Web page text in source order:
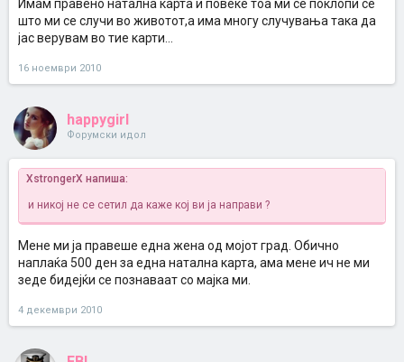
Имам правено натална карта и повеќе тоа ми се поклопи се
што ми се случи во животот,а има многу случувања така да
јас верувам во тие карти...
16 ноември 2010
happygirl
Форумски идол
XstrongerX напиша:
и никој не се сетил да каже кој ви ја направи ?
Meне ми ја правеше една жена од мојот град. Обично
наплаќа 500 ден за една натална карта, ама мене ич не ми
зеде бидејќи се познаваат со мајка ми.
4 декември 2010